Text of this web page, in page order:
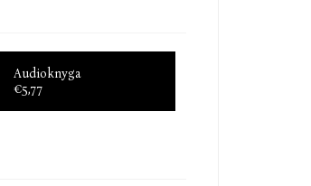
atskleidžia, kaip mes
– pasirodo esąs filosofinis <…
Audioknyga
€5,77